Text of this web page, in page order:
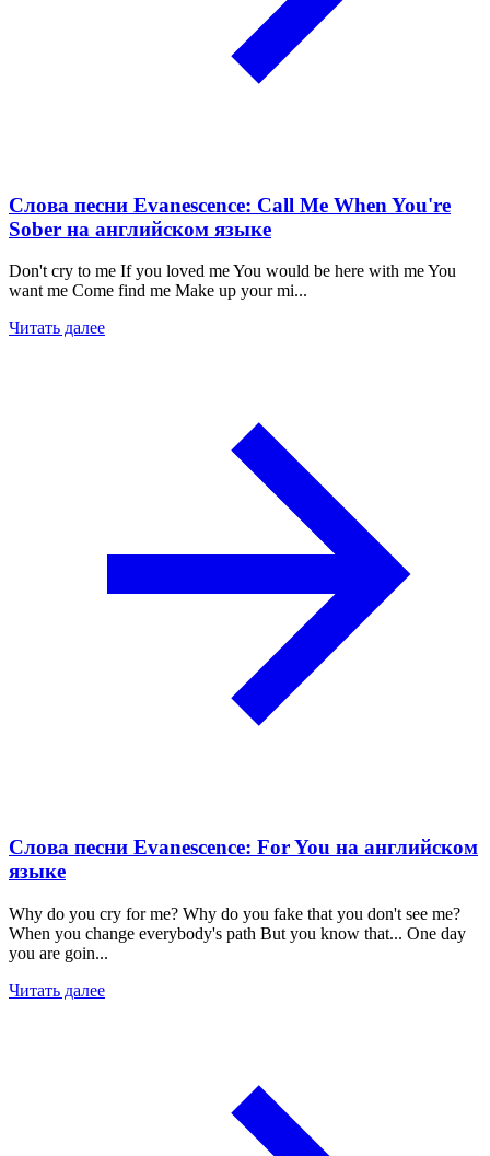
Слова песни Evanescence: Call Me When You're
Sober на английском языке
Don't cry to me If you loved me You would be here with me You
want me Come find me Make up your mi...
Читать далее
Слова песни Evanescence: For You на английском
языке
Why do you cry for me? Why do you fake that you don't see me?
When you change everybody's path But you know that... One day
you are goin...
Читать далее